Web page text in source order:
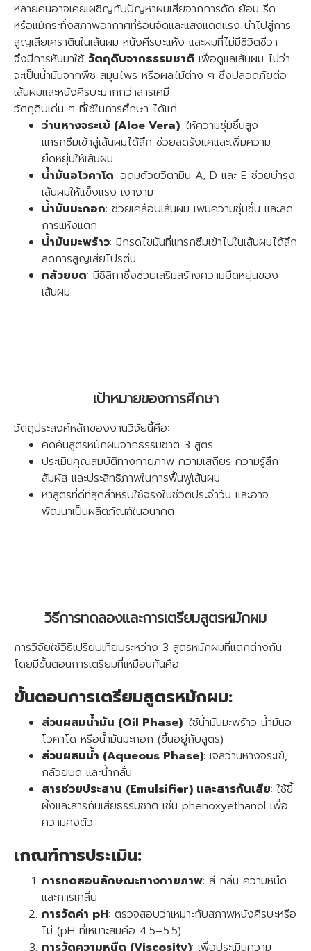
หลายคนอาจเคยเผชิญกับปัญหาผมเสียจากการดัด ย้อม รีด
หรือแม้กระทั่งสภาพอากาศที่ร้อนจัดและแสงแดดแรง นำไปสู่การ
สูญเสียเคราตินในเส้นผม หนังศีรษะแห้ง และผมที่ไม่มีชีวิตชีวา
จึงมีการหันมาใช้ วัตถุดิบจากธรรมชาติ เพื่อดูแลเส้นผม ไม่ว่า
จะเป็นน้ำมันจากพืช สมุนไพร หรือผลไม้ต่าง ๆ ซึ่งปลอดภัยต่อ
เส้นผมและหนังศีรษะมากกว่าสารเคมี
วัตถุดิบเด่น ๆ ที่ใช้ในการศึกษา ได้แก่:
ว่านหางจระเข้ (Aloe Vera): ให้ความชุ่มชื้นสูง
แทรกซึมเข้าสู่เส้นผมได้ลึก ช่วยลดรังแคและเพิ่มความ
ยืดหยุ่นให้เส้นผม
น้ำมันอโวคาโด: อุดมด้วยวิตามิน A, D และ E ช่วยบำรุง
เส้นผมให้แข็งแรง เงางาม
น้ำมันมะกอก: ช่วยเคลือบเส้นผม เพิ่มความชุ่มชื้น และลด
การแห้งแตก
น้ำมันมะพร้าว: มีกรดไขมันที่แทรกซึมเข้าไปในเส้นผมได้ลึก
ลดการสูญเสียโปรตีน
กล้วยบด: มีซิลิกาซึ่งช่วยเสริมสร้างความยืดหยุ่นของ
เส้นผม
เป้าหมายของการศึกษา
วัตถุประสงค์หลักของงานวิจัยนี้คือ:
คิดค้นสูตรหมักผมจากธรรมชาติ 3 สูตร
ประเมินคุณสมบัติทางกายภาพ ความเสถียร ความรู้สึก
สัมผัส และประสิทธิภาพในการฟื้นฟูเส้นผม
หาสูตรที่ดีที่สุดสำหรับใช้จริงในชีวิตประจำวัน และอาจ
พัฒนาเป็นผลิตภัณฑ์ในอนาคต
วิธีการทดลองและการเตรียมสูตรหมักผม
การวิจัยใช้วิธีเปรียบเทียบระหว่าง 3 สูตรหมักผมที่แตกต่างกัน
โดยมีขั้นตอนการเตรียมที่เหมือนกันคือ:
ขั้นตอนการเตรียมสูตรหมักผม:
ส่วนผสมน้ำมัน (Oil Phase): ใช้น้ำมันมะพร้าว น้ำมันอ
โวคาโด หรือน้ำมันมะกอก (ขึ้นอยู่กับสูตร)
ส่วนผสมน้ำ (Aqueous Phase): เจลว่านหางจระเข้,
กล้วยบด และน้ำกลั่น
สารช่วยประสาน (Emulsifier) และสารกันเสีย: ใช้ขี้
ผึ้งและสารกันเสียธรรมชาติ เช่น phenoxyethanol เพื่อ
ความคงตัว
เกณฑ์การประเมิน:
การทดสอบลักษณะทางกายภาพ: สี กลิ่น ความหนืด
และการเกลี่ย
การวัดค่า pH: ตรวจสอบว่าเหมาะกับสภาพหนังศีรษะหรือ
ไม่ (pH ที่เหมาะสมคือ 4.5–5.5)
การวัดความหนืด (Viscosity): เพื่อประเมินความ